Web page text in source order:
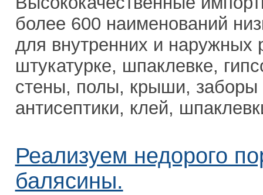
более 600 наименований
для внутренних и наружных
штукатурке, шпаклевке,
стены, полы, крыши, заборы
антисептики, клей,
Реализуем недорого
балясины.